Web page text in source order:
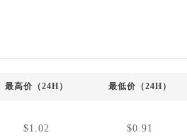
最高价（24H） 最低价（24H）
$1.02 $0.91